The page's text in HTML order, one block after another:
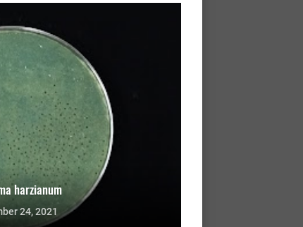
harzianum
24, 2021